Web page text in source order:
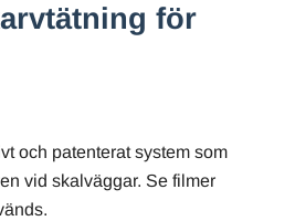
för
och patenterat system som
vid skalväggar. Se filmer